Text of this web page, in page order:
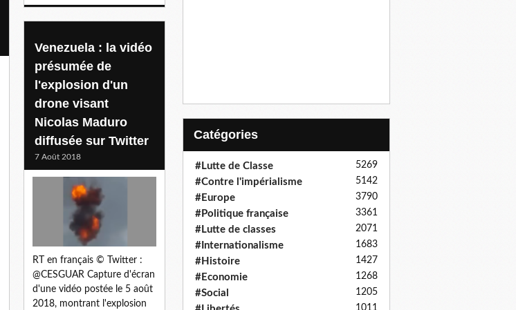
Venezuela : la vidéo
présumée de
l'explosion d'un
drone visant
Nicolas Maduro
diffusée sur Twitter
7 Août 2018
RT en français © Twitter :
@CESGUAR Capture d'écran
d'une vidéo postée le 5 août
2018, montrant l'explosion
Catégories
#Lutte de Classe 5269
#Contre l'impérialisme 5142
#Europe 3790
#Politique française 3361
#Lutte de classes 2071
#Internationalisme 1683
#Histoire 1427
#Economie 1268
#Social 1205
1011